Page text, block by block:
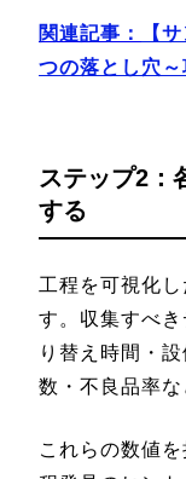
関連記事：
【
つの落とし穴
ステップ2：
する
工程を可視化し
す。収集すべ
り替え時間・
数・不良品率な
これらの数値